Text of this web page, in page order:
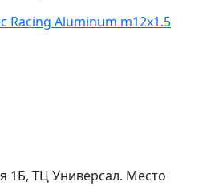
Racing Aluminum m12x1.5
1Б, ТЦ Универсал. Место